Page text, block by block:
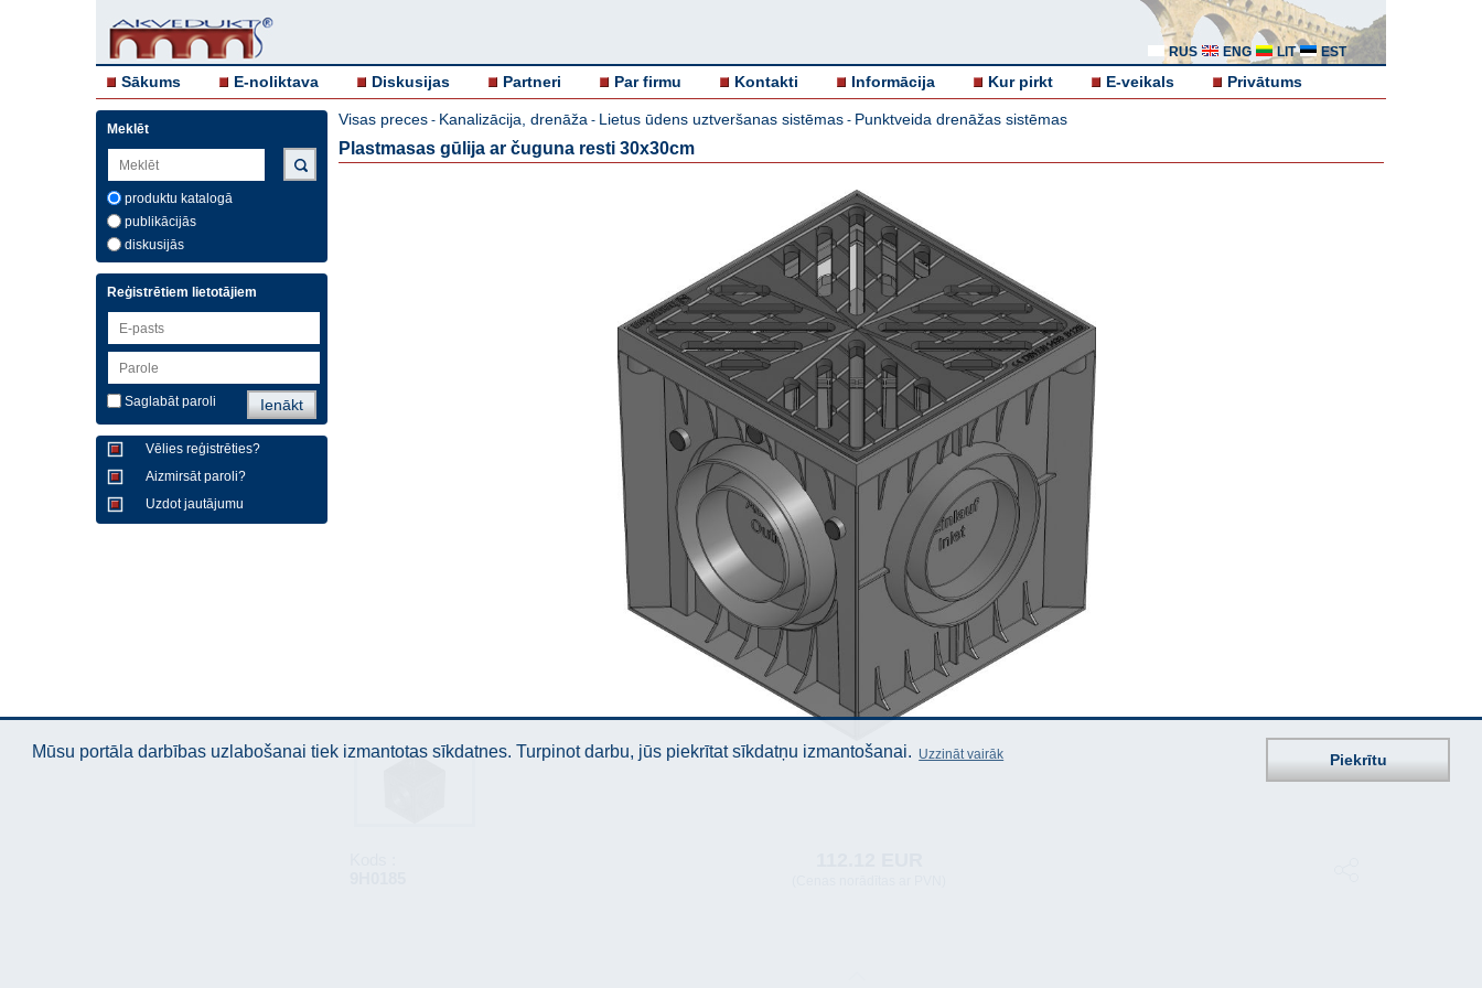
RUS ENG LIT EST
Sākums E-noliktava Diskusijas Partneri Par firmu Kontakti Informācija Kur pirkt E-veikals Privātums
Meklēt
produktu katalogā
publikācijās
diskusijās
Reģistrētiem lietotājiem
Saglabāt paroli
Vēlies reģistrēties?
Aizmirsāt paroli?
Uzdot jautājumu
Visas preces - Kanalizācija, drenāža - Lietus ūdens uztveršanas sistēmas - Punktveida drenāžas sistēmas
Plastmasas gūlija ar čuguna resti 30x30cm
Mūsu portāla darbības uzlabošanai tiek izmantotas sīkdatnes. Turpinot darbu, jūs piekrītat sīkdatņu izmantošanai. Uzzināt vairāk Piekrītu